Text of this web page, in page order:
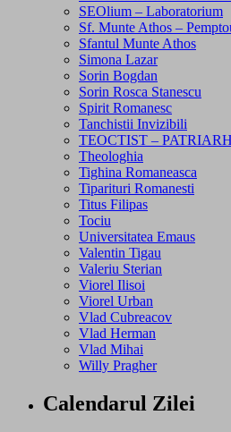
SEOlium – Laboratorium
Sf. Munte Athos –
Sfantul Munte Athos
Simona Lazar
Sorin Bogdan
Sorin Rosca Stanescu
Spirit Romanesc
Tanchistii Invizibili
TEOCTIST –
Theologhia
Tighina Romaneasca
Tiparituri Romanesti
Titus Filipas
Tociu
Universitatea Emaus
Valentin Tigau
Valeriu Sterian
Viorel Ilisoi
Viorel Urban
Vlad Cubreacov
Vlad Herman
Vlad Mihai
Willy Pragher
Calendarul Zilei